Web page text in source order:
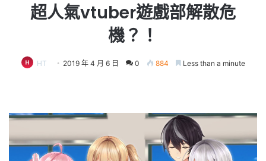
超人氣vtuber遊戲部解散危
機？！
HT 2019 年 4 月 6 日 0 884 Less than a minute